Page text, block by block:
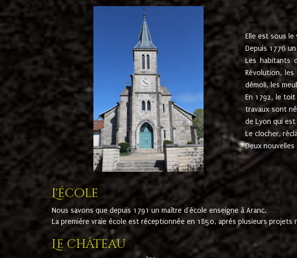
Elle est sous le
Depuis 1776
Les habitants
Révolution,
démoli, les
En 1792, le
travaux sont
de Lyon qui
Le clocher,
Deux nouvelles
L'école
Nous savons que depuis 1791 un maître d'école enseigne à Aranc.
La première vraie école est réceptionnée en 1850, après plusieurs
Le château